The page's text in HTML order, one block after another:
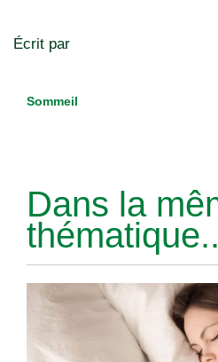
Écrit par
Sommeil
Dans la